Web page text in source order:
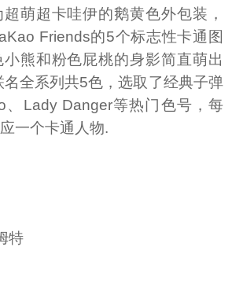
萌超卡哇伊的鹅黄色外包装，
Friends的5个标志性卡通图
熊和粉色屁桃的身影简直萌出
名全系列共5色，选取了经典子弹
、Lady Danger等热门色号，每
一个卡通人物.
特